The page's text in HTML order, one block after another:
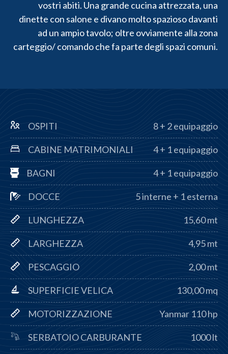
vostri abiti. Una grande cucina attrezzata, una
dinette con salone e divano molto spazioso davanti
ad un ampio tavolo; oltre ovviamente alla zona
carteggio/ comando che fa parte degli spazi comuni.
OSPITI 8 + 2 equipaggio
CABINE MATRIMONIALI 4 + 1 equipaggio
BAGNI 4 + 1 equipaggio
DOCCE 5 interne + 1 esterna
LUNGHEZZA 15,60 mt
LARGHEZZA 4,95 mt
PESCAGGIO 2,00 mt
SUPERFICIE VELICA 130,00 mq
MOTORIZZAZIONE Yanmar 110 hp
SERBATOIO CARBURANTE 1000 lt